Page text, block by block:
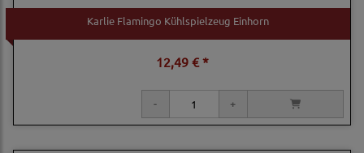
Karlie Flamingo Kühlspielzeug Einhorn
12,49 € *